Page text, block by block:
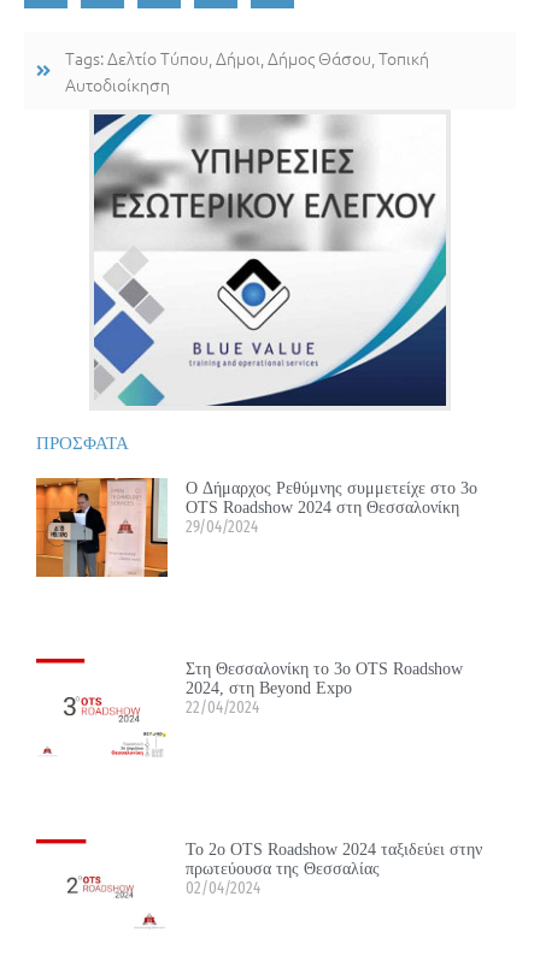
Tags:Δελτίο Τύπου,Δήμοι,Δήμος Θάσου,Τοπική
Αυτοδιοίκηση
ΠΡΟΣΦΑΤΑ
Ο Δήμαρχος Ρεθύμνης συμμετείχε στο 3ο
OTS Roadshow 2024 στη Θεσσαλονίκη
29/04/2024
Στη Θεσσαλονίκη το 3ο OTS Roadshow
2024, στη Beyond Expo
22/04/2024
Το 2ο OTS Roadshow 2024 ταξιδεύει στην
πρωτεύουσα της Θεσσαλίας
02/04/2024